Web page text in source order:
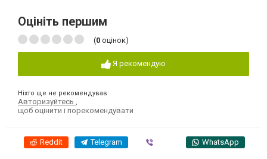
Оцініть першим
(0 оцінок)
Я рекомендую
Ніхто ще не рекомендував
Авторизуйтесь
щоб оцінити і порекомендувати
Reddit Telegram WhatsApp